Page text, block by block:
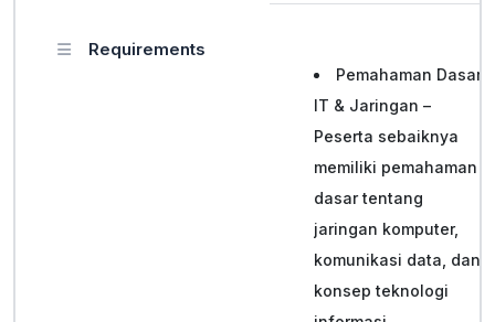
Requirements
Pemahaman Dasar
IT & Jaringan –
Peserta sebaiknya
memiliki pemahaman
dasar tentang
jaringan komputer,
komunikasi data, dan
konsep teknologi